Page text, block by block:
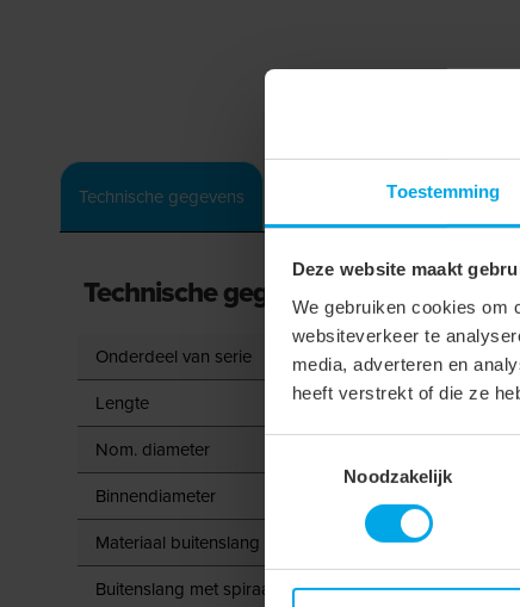
Toestemming
Deze website maakt
We gebruiken cookies om
websiteverkeer te
media, adverteren en
heeft verstrekt of die ze
Noodzakelijk
Technische gegevens
Technische gegevens
Onderdeel van serie
Lengte
Nom. diameter
Binnendiameter
Materiaal buitenslang
Buitenslang met spiraal